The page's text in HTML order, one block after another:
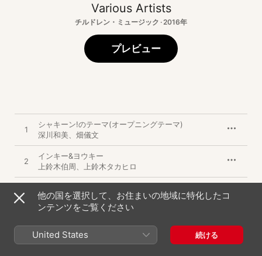
Various Artists
チルドレン・ミュージック · 2016年
プレビュー
1
シャキーン!のテーマ(オープニングテーマ)
深川和美
畑儀文
2
インキー&ヨウキー
上鈴木伯周
上鈴木タカヒロ
3
中村佳穂
4
岩見十夢
他の国を選択して、お住まいの地域に特化したコ
ンテンツをご覧ください
United States 続ける